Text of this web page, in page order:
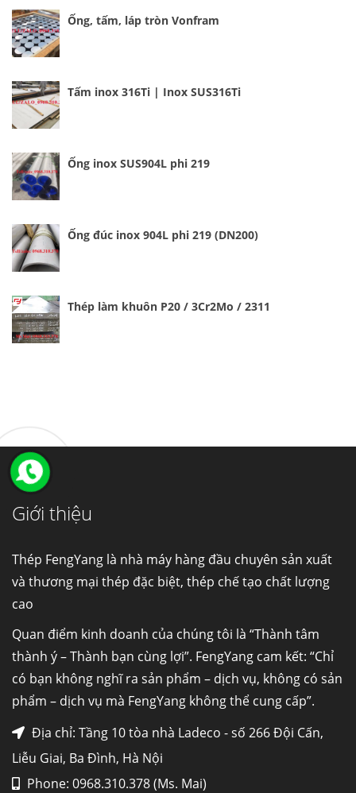
Ống, tấm, láp tròn Vonfram
Tấm inox 316Ti | Inox SUS316Ti
Ống inox SUS904L phi 219
Ống đúc inox 904L phi 219 (DN200)
Thép làm khuôn P20 / 3Cr2Mo / 2311
Giới thiệu
Thép FengYang là nhà máy hàng đầu chuyên sản xuất
và thương mại thép đặc biệt, thép chế tạo chất lượng
cao
Quan điểm kinh doanh của chúng tôi là “Thành tâm
thành ý – Thành bạn cùng lợi”. FengYang cam kết: “Chỉ
có bạn không nghĩ ra sản phẩm – dịch vụ, không có sản
phẩm – dịch vụ mà FengYang không thể cung cấp”.
Địa chỉ: Tầng 10 tòa nhà Ladeco - số 266 Đội Cấn,
Liễu Giai, Ba Đình, Hà Nội
Phone: 0968.310.378 (Ms. Mai)
Ống đúc kéo nguội là gì? Ống...
Fengyang là một trong những nhà
máy...
Hợp kim N06625 là gì? Giá hợp kim 625 mới
nhiệt,...